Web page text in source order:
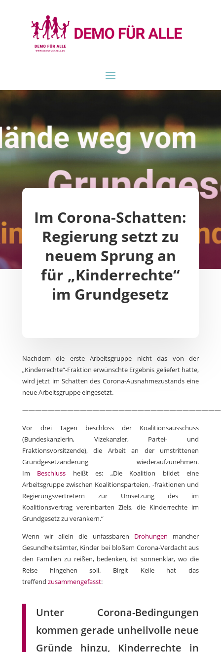
Im Corona-Schatten:
Regierung setzt zu
neuem Sprung an
für „Kinderrechte“
im Grundgesetz
Nachdem die erste Arbeitsgruppe nicht das von der
„Kinderrechte“-Fraktion erwünschte Ergebnis geliefert hatte,
wird jetzt im Schatten des Corona-Ausnahmezustands eine
neue Arbeitsgruppe eingesetzt.
Vor drei Tagen beschloss der Koalitionsausschuss
(Bundeskanzlerin, Vizekanzler, Partei- und
Fraktionsvorsitzende), die Arbeit an der umstrittenen
Grundgesetzänderung wiederaufzunehmen.
Im Beschluss heißt es: „Die Koalition bildet eine
Arbeitsgruppe zwischen Koalitionsparteien, -fraktionen und
Regierungsvertretern zur Umsetzung des im
Koalitionsvertrag vereinbarten Ziels, die Kinderrechte im
Grundgesetz zu verankern.“
Wenn wir allein die unfassbaren Drohungen mancher
Gesundheitsämter, Kinder bei bloßem Corona-Verdacht aus
den Familien zu reißen, bedenken, ist sonnenklar, wo die
Reise hingehen soll. Birgit Kelle hat das
treffend zusammengefasst:
Unter Corona-Bedingungen
kommen gerade unheilvolle neue
Gründe hinzu, Kinderrechte in